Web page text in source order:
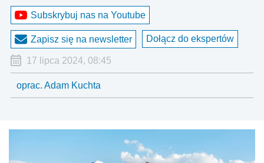
Subskrybuj nas na Youtube
Zapisz się na newsletter Dołącz do ekspertów
17 lipca 2024, 08:45
oprac. Adam Kuchta